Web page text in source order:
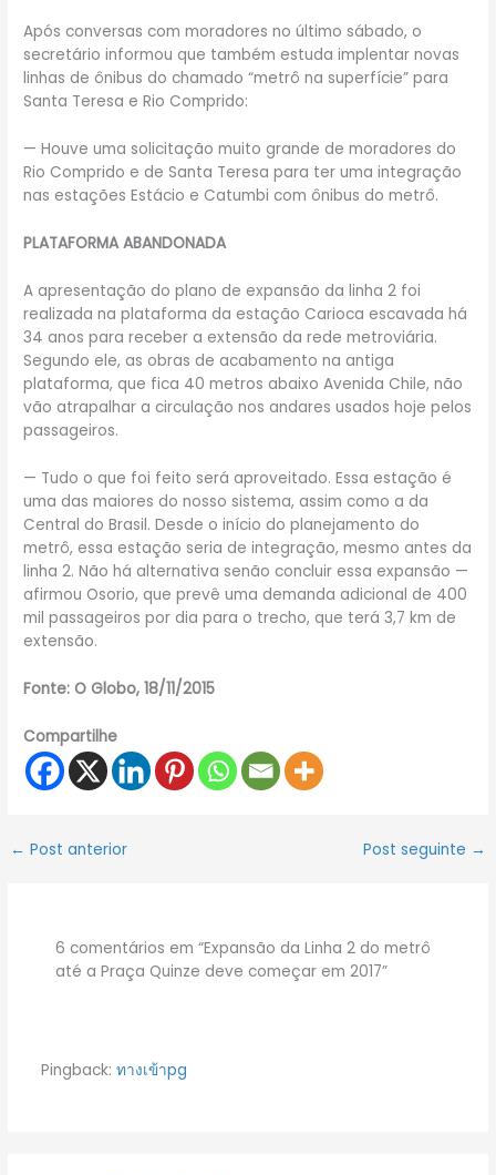
Após conversas com moradores no último sábado, o
secretário informou que também estuda implentar novas
linhas de ônibus do chamado “metrô na superfície” para
Santa Teresa e Rio Comprido:
— Houve uma solicitação muito grande de moradores do
Rio Comprido e de Santa Teresa para ter uma integração
nas estações Estácio e Catumbi com ônibus do metrô.
PLATAFORMA ABANDONADA
A apresentação do plano de expansão da linha 2 foi
realizada na plataforma da estação Carioca escavada há
34 anos para receber a extensão da rede metroviária.
Segundo ele, as obras de acabamento na antiga
plataforma, que fica 40 metros abaixo Avenida Chile, não
vão atrapalhar a circulação nos andares usados hoje pelos
passageiros.
— Tudo o que foi feito será aproveitado. Essa estação é
uma das maiores do nosso sistema, assim como a da
Central do Brasil. Desde o início do planejamento do
metrô, essa estação seria de integração, mesmo antes da
linha 2. Não há alternativa senão concluir essa expansão —
afirmou Osorio, que prevê uma demanda adicional de 400
mil passageiros por dia para o trecho, que terá 3,7 km de
extensão.
Fonte: O Globo, 18/11/2015
Compartilhe
← Post anterior Post seguinte →
6 comentários em “Expansão da Linha 2 do metrô
até a Praça Quinze deve começar em 2017”
Pingback: ทางเข้าpg